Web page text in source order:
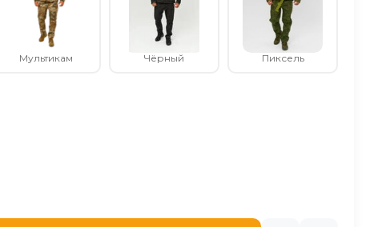
Мультикам Чёрный Пиксель